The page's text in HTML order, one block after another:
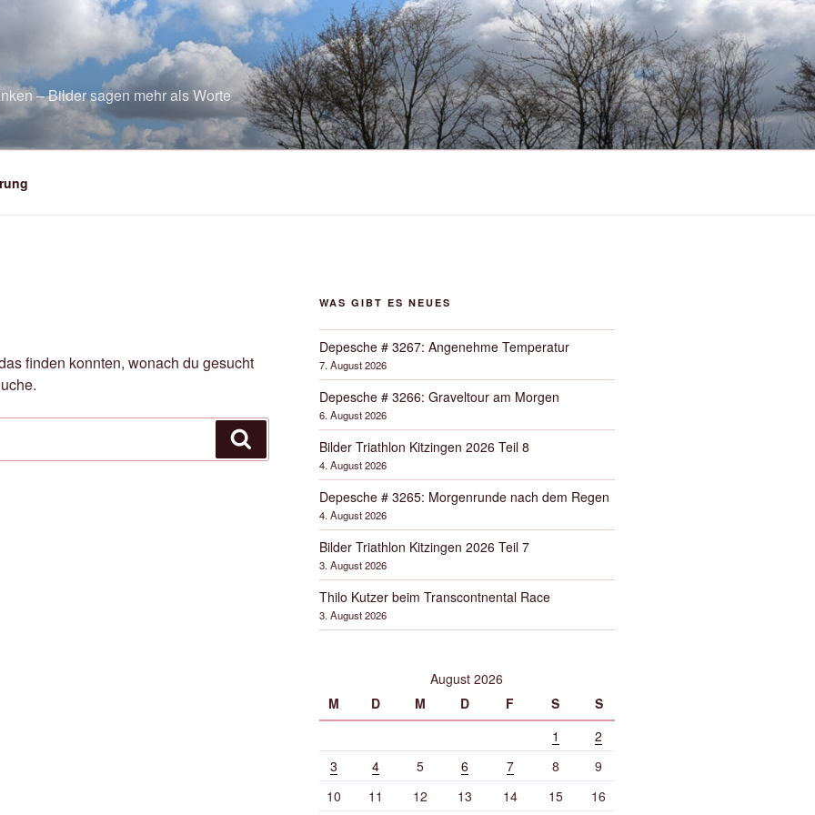
– Bilder sagen mehr als Worte
finden konnten, wonach du gesucht
WAS GIBT ES NEUES
Depesche # 3267: Angenehme Temperatur
7. August 2026
Depesche # 3266: Graveltour am Morgen
6. August 2026
Bilder Triathlon Kitzingen 2026 Teil 8
4. August 2026
Depesche # 3265: Morgenrunde nach dem Regen
4. August 2026
Bilder Triathlon Kitzingen 2026 Teil 7
3. August 2026
Thilo Kutzer beim Transcontnental Race
3. August 2026
August 2026
M
D M D F S
S
1
2
3
4 5 6 7 8
9
10
11 12 13 14 15
16